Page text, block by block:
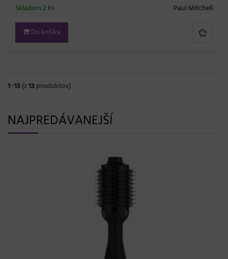
Paul Mitchell
Skladom 2 ks
Do košíka
1−13 (z13 produktov)
NAJPREDÁVANEJŠÍ